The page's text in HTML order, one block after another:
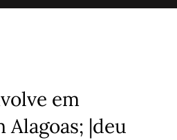
em
Alagoas; |deu